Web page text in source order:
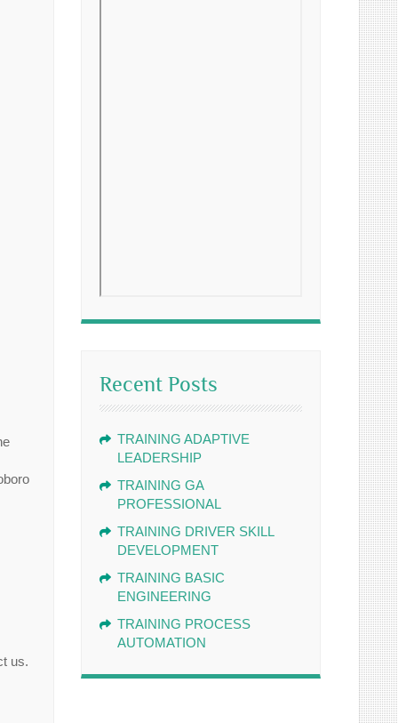
us.
Recent Posts
TRAINING ADAPTIVE
LEADERSHIP
TRAINING GA
PROFESSIONAL
TRAINING DRIVER SKILL
DEVELOPMENT
TRAINING BASIC
ENGINEERING
TRAINING PROCESS
AUTOMATION